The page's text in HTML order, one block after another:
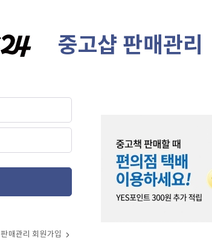
중고샵 판매관리
판매관리 회원가입